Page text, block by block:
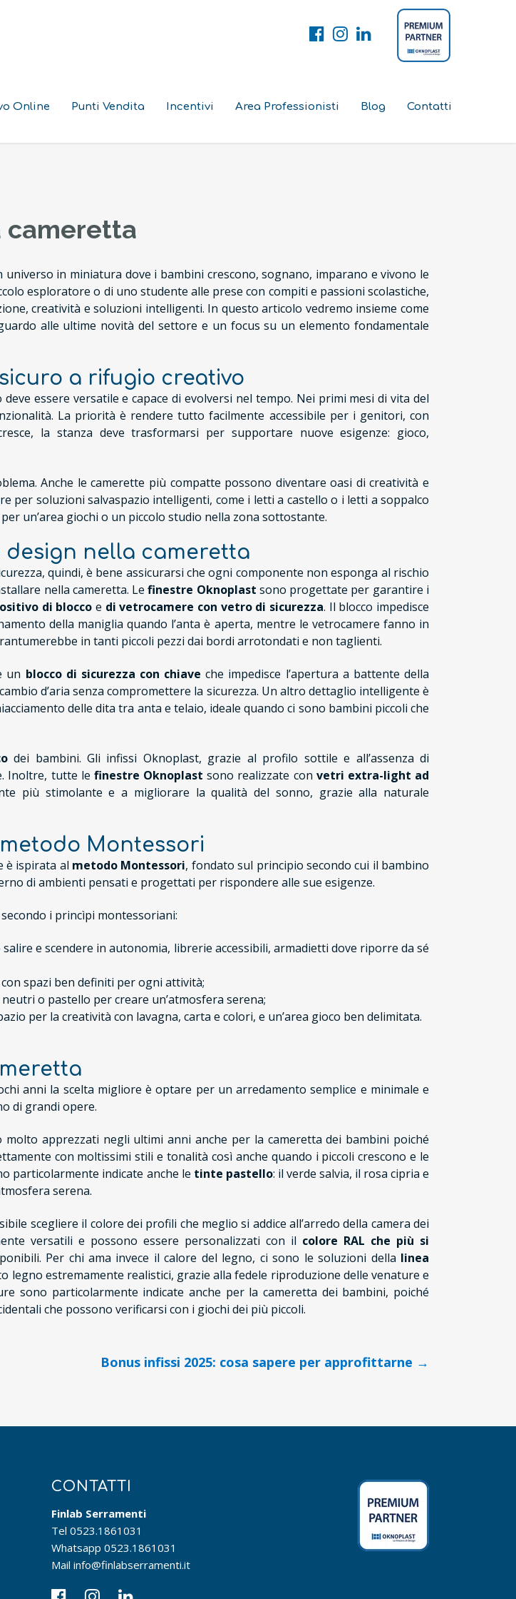
Online Punti Vendita Incentivi Area Professionisti Blog Contatti
cameretta
in miniatura dove i bambini crescono, sognano, imparano e vivono le
esploratore o di uno studente alle prese con compiti e passioni scolastiche,
creatività e soluzioni intelligenti. In questo articolo vedremo insieme come
alle ultime novità del settore e un focus su un elemento fondamentale
a rifugio creativo
essere versatile e capace di evolversi nel tempo. Nei primi mesi di vita del
La priorità è rendere tutto facilmente accessibile per i genitori, con
la stanza deve trasformarsi per supportare nuove esigenze: gioco,
Anche le camerette più compatte possono diventare oasi di creatività e
per soluzioni salvaspazio intelligenti, come i letti a castello o i letti a soppalco
un’area giochi o un piccolo studio nella zona sottostante.
design nella cameretta
quindi, è bene assicurarsi che ogni componente non esponga al rischio
nella cameretta. Lefinestre Oknoplast sono progettate per garantire i
di blocco e di vetrocamere con vetro di sicurezza. Il blocco impedisce
della maniglia quando l’anta è aperta, mentre le vetrocamere fanno in
in tanti piccoli pezzi dai bordi arrotondati e non taglienti.
un blocco di sicurezza con chiave che impedisce l’apertura a battente della
d’aria senza compromettere la sicurezza. Un altro dettaglio intelligente è
delle dita tra anta e telaio, ideale quando ci sono bambini piccoli che
dei bambini. Gli infissi Oknoplast, grazie al profilo sottile e all’assenza di
Inoltre, tutte le finestre Oknoplast sono realizzate con vetri extra-light ad
più stimolante e a migliorare la qualità del sonno, grazie alla naturale
Montessori
è ispirata al metodo Montessori, fondato sul principio secondo cui il bambino
di ambienti pensati e progettati per rispondere alle sue esigenze.
i princìpi montessoriani:
e scendere in autonomia, librerie accessibili, armadietti dove riporre da sé
spazi ben definiti per ogni attività;
o pastello per creare un’atmosfera serena;
per la creatività con lavagna, carta e colori, e un’area gioco ben delimitata.
anni la scelta migliore è optare per un arredamento semplice e minimale e
di grandi opere.
apprezzati negli ultimi anni anche per la cameretta dei bambini poiché
con moltissimi stili e tonalità così anche quando i piccoli crescono e le
particolarmente indicate anche le tinte pastello: il verde salvia, il rosa cipria e
serena.
scegliere il colore dei profili che meglio si addice all’arredo della camera dei
versatili e possono essere personalizzati con il colore RAL che più si
Per chi ama invece il calore del legno, ci sono le soluzioni della linea
legno estremamente realistici, grazie alla fedele riproduzione delle venature e
sono particolarmente indicate anche per la cameretta dei bambini, poiché
che possono verificarsi con i giochi dei più piccoli.
Bonus infissi 2025: cosa sapere per approfittarne →
CONTATTI
Finlab Serramenti
Tel 0523.1861031
Whatsapp 0523.1861031
Mail info@finlabserramenti.it